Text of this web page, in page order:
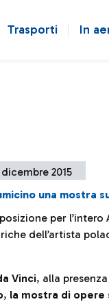
Trasporti In
dicembre 2015
una mostra
per
dell’artista
Vinci, alla
, la mostra di